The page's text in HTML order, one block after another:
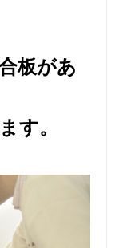
板があ
す。